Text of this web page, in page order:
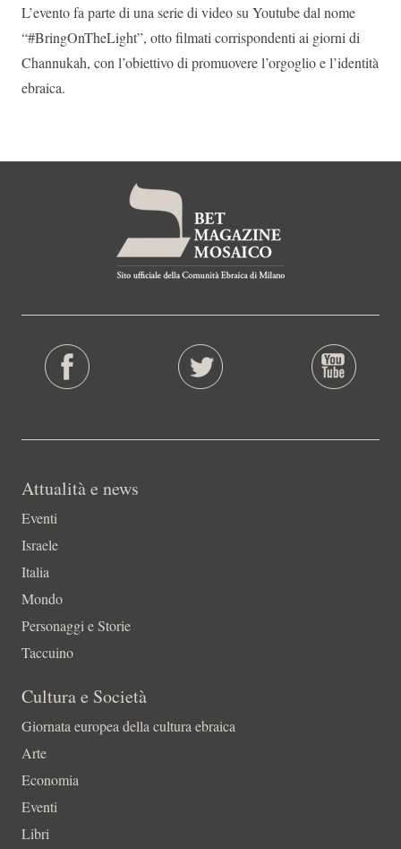
L’evento fa parte di una serie di video su Youtube dal nome
“#BringOnTheLight”, otto filmati corrispondenti ai giorni di
Channukah, con l’obiettivo di promuovere l’orgoglio e l’identità
ebraica.
Attualità e news
Eventi
Israele
Italia
Mondo
Personaggi e Storie
Taccuino
Cultura e Società
Giornata europea della cultura ebraica
Arte
Economia
Eventi
Libri